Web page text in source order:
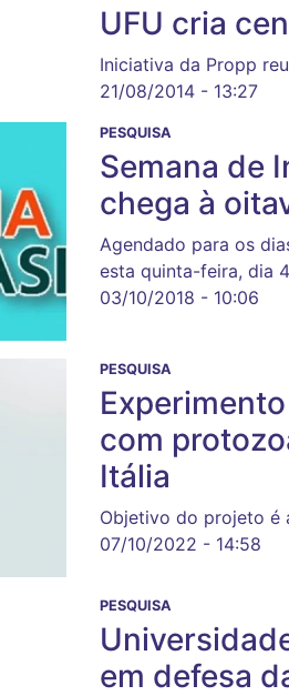
UFU cria
Iniciativa da Propp
21/08/2014 - 13:27
PESQUISA
Semana de
chega à
Agendado para os
esta quinta-feira, dia 4
03/10/2018 - 10:06
PESQUISA
com
Itália
Objetivo do projeto é
07/10/2022 - 14:58
PESQUISA
em defesa